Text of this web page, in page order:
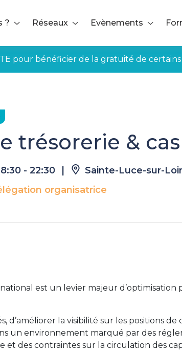
? Réseaux Evènements
pour bénéficier de la gratuité de
trésorerie &
- 22:30 Sainte-Luce-sur-
organisatrice
est un levier majeur d’optimisation
d’améliorer la visibilité sur les positions de
un environnement marqué par des
et des contraintes sur la circulation des